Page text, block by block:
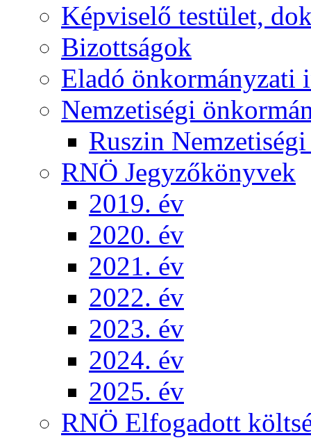
Képviselő testület,
Bizottságok
Eladó önkormányzati
Nemzetiségi
Ruszin
RNÖ Jegyzőkönyvek
2019. év
2020. év
2021. év
2022. év
2023. év
2024. év
2025. év
RNÖ Elfogadott